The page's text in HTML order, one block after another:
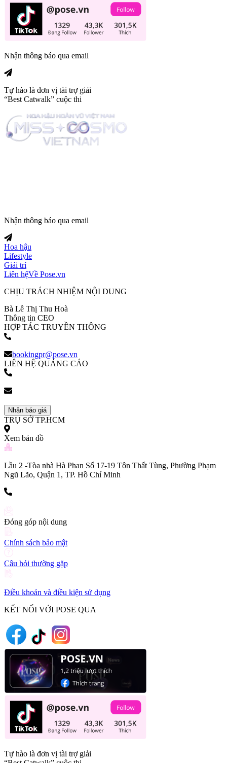
Nhận thông báo qua email
Tự hào là đơn vị tài trợ giải
“Best Catwalk” cuộc thi
Nhận thông báo qua email
Hoa hậu
Lifestyle
Giải trí
Liên hệVề Pose.vn
CHỊU TRÁCH NHIỆM NỘI DUNG
Bà Lê Thị Thu Hoà
Thông tin CEO
HỢP TÁC TRUYỀN THÔNG
bookingpr@pose.vn
LIÊN HỆ QUẢNG CÁO
Nhận báo giá
TRỤ SỞ TP.HCM
Xem bản đồ
Lầu 2 -Tòa nhà Hà Phan Số 17-19 Tôn Thất Tùng, Phường Phạm
Ngũ Lão, Quận 1, TP. Hồ Chí Minh
Đóng góp nội dung
Chính sách bảo mật
Câu hỏi thường gặp
Điều khoản và điều kiện sử dụng
KẾT NỐI VỚI POSE QUA
Tự hào là đơn vị tài trợ giải